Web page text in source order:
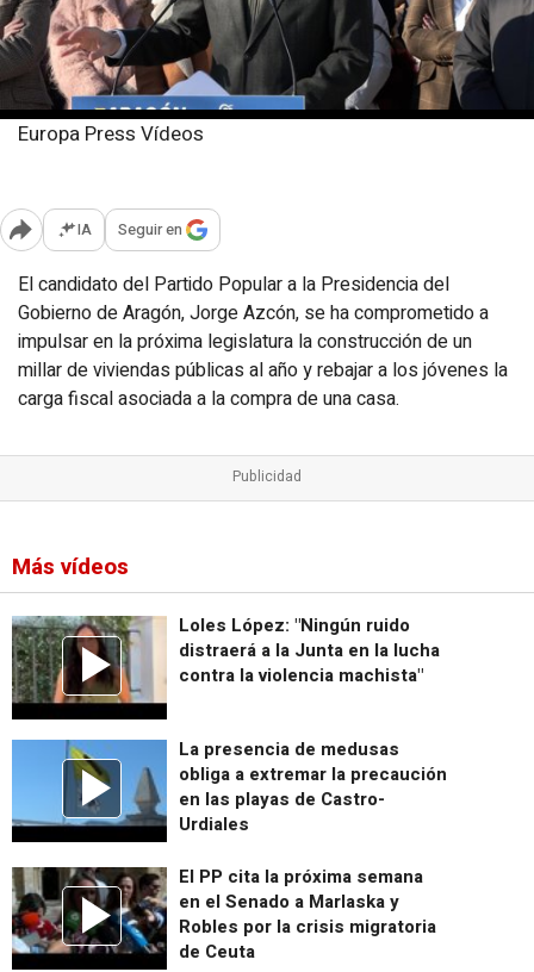
Europa Press Vídeos
Abrir opciones para compartir
IA Seguir en
El candidato del Partido Popular a la Presidencia del
Gobierno de Aragón, Jorge Azcón, se ha comprometido a
impulsar en la próxima legislatura la construcción de un
millar de viviendas públicas al año y rebajar a los jóvenes la
carga fiscal asociada a la compra de una casa.
Más vídeos
Loles López: "Ningún ruido
distraerá a la Junta en la lucha
contra la violencia machista"
La presencia de medusas
obliga a extremar la precaución
en las playas de Castro-
Urdiales
El PP cita la próxima semana
en el Senado a Marlaska y
Robles por la crisis migratoria
de Ceuta